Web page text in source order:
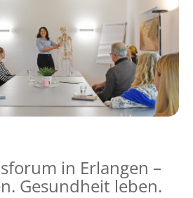
in Erlangen –
Gesundheit leben.